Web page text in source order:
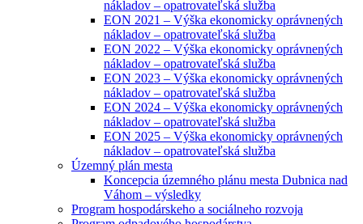
nákladov – opatrovateľská služba
EON 2021 – Výška ekonomicky oprávnených
nákladov – opatrovateľská služba
EON 2022 – Výška ekonomicky oprávnených
nákladov – opatrovateľská služba
EON 2023 – Výška ekonomicky oprávnených
nákladov – opatrovateľská služba
EON 2024 – Výška ekonomicky oprávnených
nákladov – opatrovateľská služba
EON 2025 – Výška ekonomicky oprávnených
nákladov – opatrovateľská služba
Územný plán mesta
Koncepcia územného plánu mesta Dubnica nad
Váhom – výsledky
Program hospodárskeho a sociálneho rozvoja